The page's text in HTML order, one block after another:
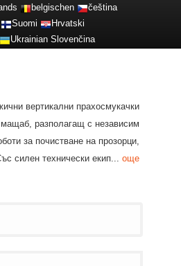
belgischen
čeština
Suomi
Hrvatski
Ukrainian Slovenčina
вертикални прахосмукачки
разполагащ с независим
за почистване на прозорци,
силен технически екип... още